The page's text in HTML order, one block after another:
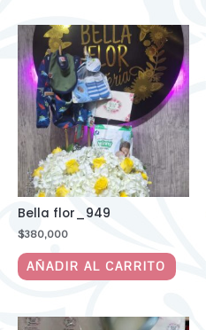
Bella flor_949
$380,000
AÑADIR AL CARRITO